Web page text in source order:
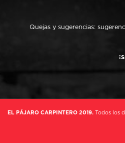
Quejas y sugerencias:
EL PÁJARO CARPINTERO 2019. Todos los